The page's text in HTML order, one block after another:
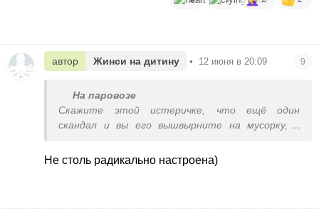
автор Жинси на дитину • 12 июня в 20:09 9
На паровозе
Скажите этой истеричке, что ещё один
скандал и вы его вышвырните на мусорку, а
ним в мире и согласии.
Не столь радикально настроена)